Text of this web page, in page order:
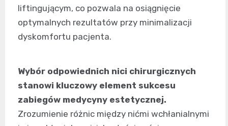
liftingującym, co pozwala na osiągnięcie
optymalnych rezultatów przy minimalizacji
dyskomfortu pacjenta.
Wybór odpowiednich nici chirurgicznych
stanowi kluczowy element sukcesu
zabiegów medycyny estetycznej.
Zrozumienie różnic między nićmi wchłanialnymi